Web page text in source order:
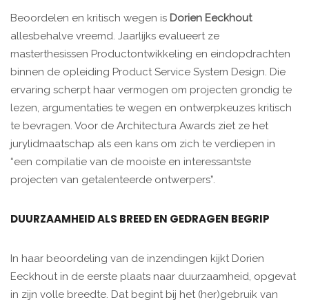
Beoordelen en kritisch wegen is Dorien Eeckhout
allesbehalve vreemd. Jaarlijks evalueert ze
masterthesissen Productontwikkeling en eindopdrachten
binnen de opleiding Product Service System Design. Die
ervaring scherpt haar vermogen om projecten grondig te
lezen, argumentaties te wegen en ontwerpkeuzes kritisch
te bevragen. Voor de Architectura Awards ziet ze het
jurylidmaatschap als een kans om zich te verdiepen in
“een compilatie van de mooiste en interessantste
projecten van getalenteerde ontwerpers”.
DUURZAAMHEID ALS BREED EN GEDRAGEN BEGRIP
In haar beoordeling van de inzendingen kijkt Dorien
Eeckhout in de eerste plaats naar duurzaamheid, opgevat
in zijn volle breedte. Dat begint bij het (her)gebruik van